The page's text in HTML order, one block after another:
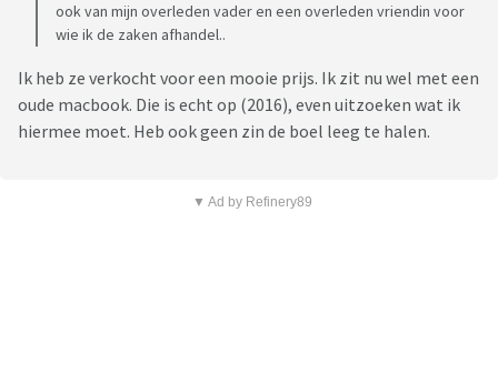
ook van mijn overleden vader en een overleden vriendin voor
wie ik de zaken afhandel..
Ik heb ze verkocht voor een mooie prijs. Ik zit nu wel met een
oude macbook. Die is echt op (2016), even uitzoeken wat ik
hiermee moet. Heb ook geen zin de boel leeg te halen.
▼ Ad by Refinery89